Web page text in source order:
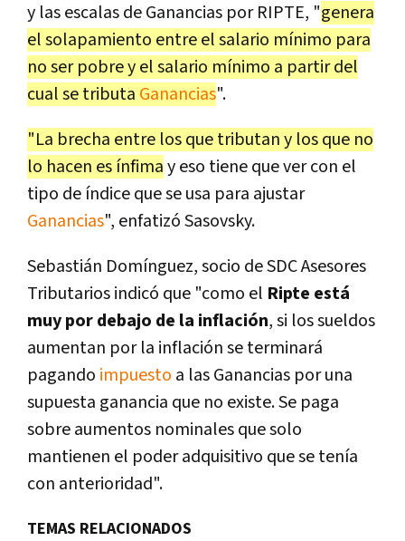
y las escalas de Ganancias por RIPTE, "genera
el solapamiento entre el salario mínimo para
no ser pobre y el salario mínimo a partir del
cual se tributa Ganancias".
"La brecha entre los que tributan y los que no
lo hacen es ínfimay eso tiene que ver con el
tipo de índice que se usa para ajustar
Ganancias", enfatizó Sasovsky.
Sebastián Domínguez, socio de SDC Asesores
Tributarios indicó que "como el Ripte está
muy por debajo de la inflación, si los sueldos
aumentan por la inflación se terminará
pagando impuesto a las Ganancias por una
supuesta ganancia que no existe. Se paga
sobre aumentos nominales que solo
mantienen el poder adquisitivo que se tenía
con anterioridad".
TEMAS RELACIONADOS